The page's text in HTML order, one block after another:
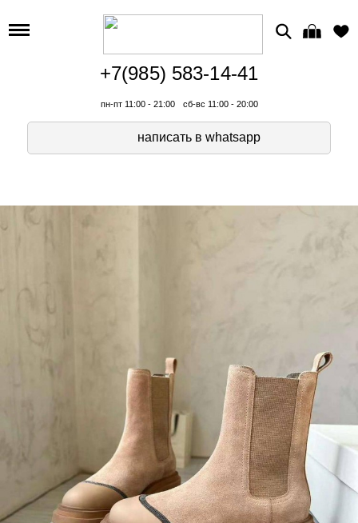
+7(985) 583-14-41
пн-пт 11:00 - 21:00 сб-вс 11:00 - 20:00
написать в whatsapp